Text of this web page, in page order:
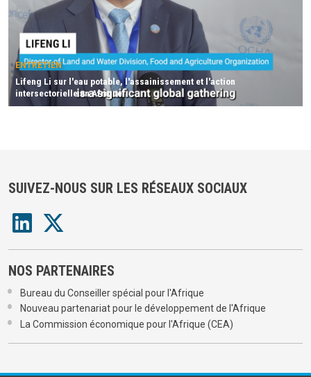
ENTRETIEN
Lifeng Li sur l'eau potable, l'assainissement et l'action
intersectorielle en Afrique
SUIVEZ-NOUS SUR LES RÉSEAUX SOCIAUX
NOS PARTENAIRES
Bureau du Conseiller spécial pour l'Afrique
Nouveau partenariat pour le développement de l'Afrique
La Commission économique pour l'Afrique (CEA)